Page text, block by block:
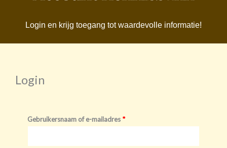
Login en krijg toegang tot waardevolle informatie!
Login
Gebruikersnaam of e-mailadres *